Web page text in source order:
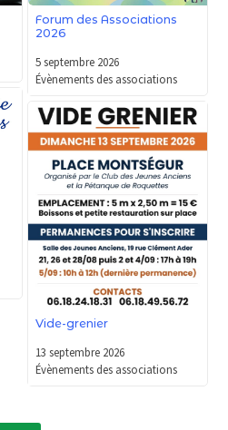
Forum des Associations
2026
5 septembre 2026
Évènements des associations
Vide-grenier
13 septembre 2026
Évènements des associations